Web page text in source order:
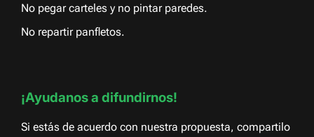
No pegar carteles y no pintar paredes.
No repartir panfletos.
¡Ayudanos a difundirnos!
Si estás de acuerdo con nuestra propuesta, compartilo